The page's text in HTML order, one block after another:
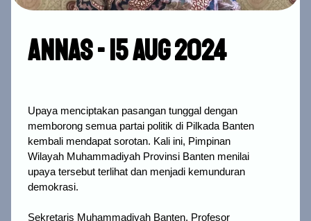
Annas - 15 Aug 2024
Upaya menciptakan pasangan tunggal dengan
memborong semua partai politik di Pilkada Banten
kembali mendapat sorotan. Kali ini, Pimpinan
Wilayah Muhammadiyah Provinsi Banten menilai
upaya tersebut terlihat dan menjadi kemunduran
demokrasi.
Sekretaris Muhammadiyah Banten, Profesor